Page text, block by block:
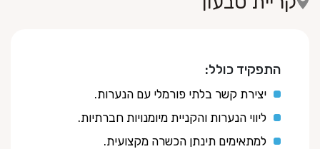
התפקיד כולל:
יצירת קשר בלתי פורמלי עם הנערות.
ליווי הנערות והקניית מיומנויות חברתיות.
למתאימים תינתן הכשרה מקצועית.